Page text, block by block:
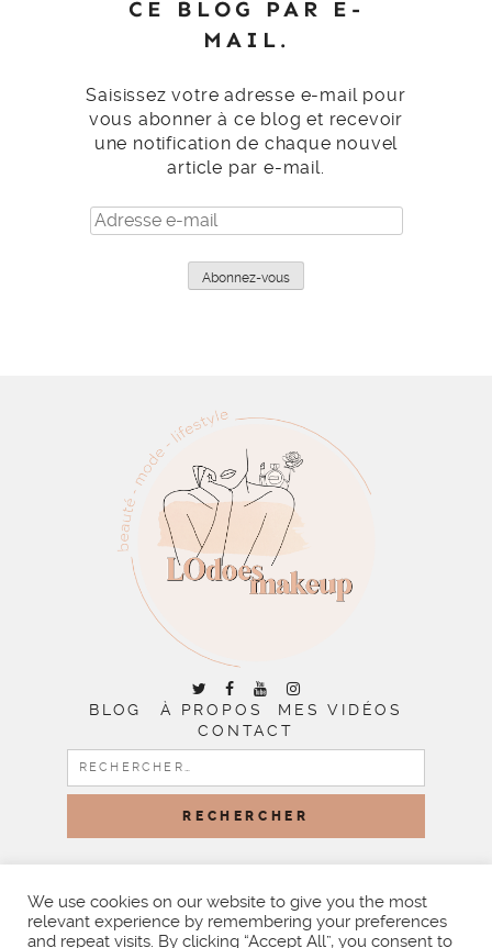
CE BLOG PAR E-
MAIL.
Saisissez votre adresse e-mail pour
vous abonner à ce blog et recevoir
une notification de chaque nouvel
article par e-mail.
Adresse
e-
Abonnez-vous
BLOG À PROPOS
MES VIDÉOS
CONTACT
RECHERCHER :
BY LITTLE THEME SHOP
We use cookies on our website to give you the most
relevant experience by remembering your preferences
and repeat visits. By clicking “Accept All”, you consent to